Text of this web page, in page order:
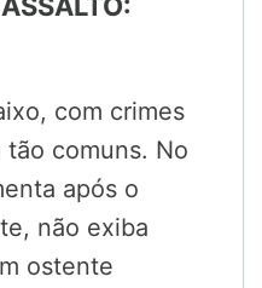
com crimes
comuns. No
após o
não exiba
ostente